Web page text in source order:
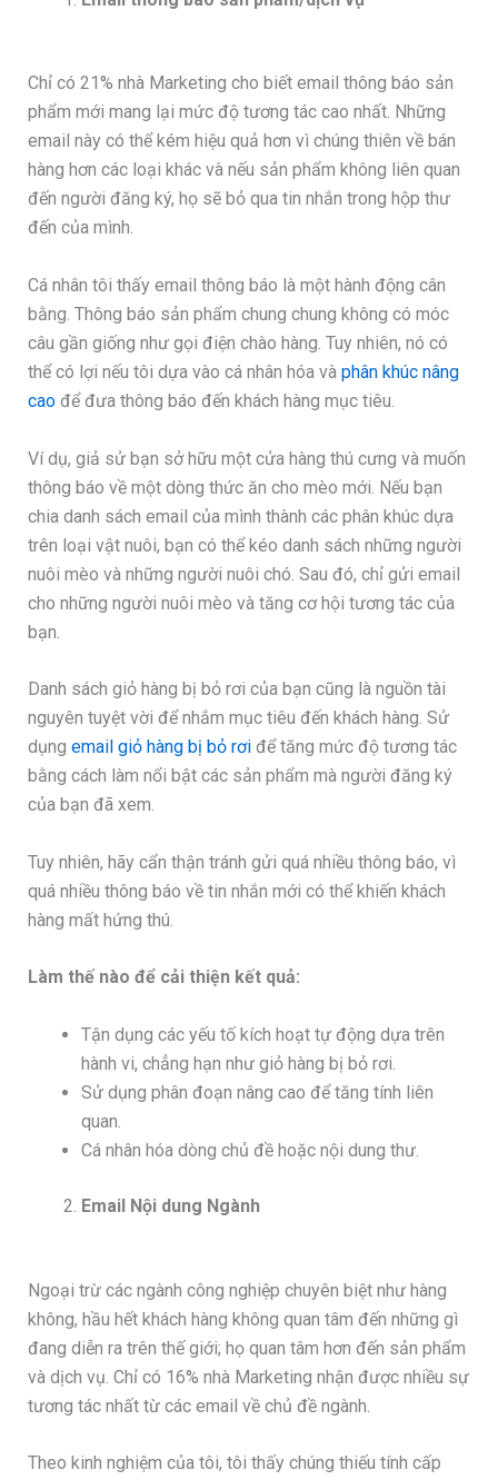
Chỉ có 21% nhà Marketing cho biết email thông báo sản
phẩm mới mang lại mức độ tương tác cao nhất. Những
email này có thể kém hiệu quả hơn vì chúng thiên về bán
hàng hơn các loại khác và nếu sản phẩm không liên quan
đến người đăng ký, họ sẽ bỏ qua tin nhắn trong hộp thư
đến của mình.
Cá nhân tôi thấy email thông báo là một hành động cân
bằng. Thông báo sản phẩm chung chung không có móc
câu gần giống như gọi điện chào hàng. Tuy nhiên, nó có
thể có lợi nếu tôi dựa vào cá nhân hóa và phân khúc nâng
cao để đưa thông báo đến khách hàng mục tiêu.
Ví dụ, giả sử bạn sở hữu một cửa hàng thú cưng và muốn
thông báo về một dòng thức ăn cho mèo mới. Nếu bạn
chia danh sách email của mình thành các phân khúc dựa
trên loại vật nuôi, bạn có thể kéo danh sách những người
nuôi mèo và những người nuôi chó. Sau đó, chỉ gửi email
cho những người nuôi mèo và tăng cơ hội tương tác của
bạn.
Danh sách giỏ hàng bị bỏ rơi của bạn cũng là nguồn tài
nguyên tuyệt vời để nhắm mục tiêu đến khách hàng. Sử
dụng email giỏ hàng bị bỏ rơi để tăng mức độ tương tác
bằng cách làm nổi bật các sản phẩm mà người đăng ký
của bạn đã xem.
Tuy nhiên, hãy cẩn thận tránh gửi quá nhiều thông báo, vì
quá nhiều thông báo về tin nhắn mới có thể khiến khách
hàng mất hứng thú.
Làm thế nào để cải thiện kết quả:
Tận dụng các yếu tố kích hoạt tự động dựa trên
hành vi, chẳng hạn như giỏ hàng bị bỏ rơi.
Sử dụng phân đoạn nâng cao để tăng tính liên
quan.
Cá nhân hóa dòng chủ đề hoặc nội dung thư.
Email Nội dung Ngành
Ngoại trừ các ngành công nghiệp chuyên biệt như hàng
không, hầu hết khách hàng không quan tâm đến những gì
đang diễn ra trên thế giới; họ quan tâm hơn đến sản phẩm
và dịch vụ. Chỉ có 16% nhà Marketing nhận được nhiều sự
tương tác nhất từ các email về chủ đề ngành.
Theo kinh nghiệm của tôi, tôi thấy chúng thiếu tính cấp